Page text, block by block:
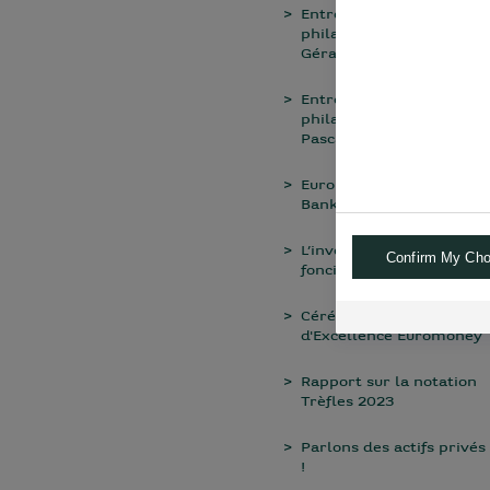
Entretien avec des
philanthropes : Chiara &
Gérard El Allaf
Entretien avec un
philanthrope : Jean-
Pascal Archimbaud
Euromoney Private
Banking Awards
L’investissement en
foncier rural
Cérémonie des Prix
d'Excellence Euromoney
Rapport sur la notation
Trèfles 2023
Parlons des actifs privés
!
Confirm My